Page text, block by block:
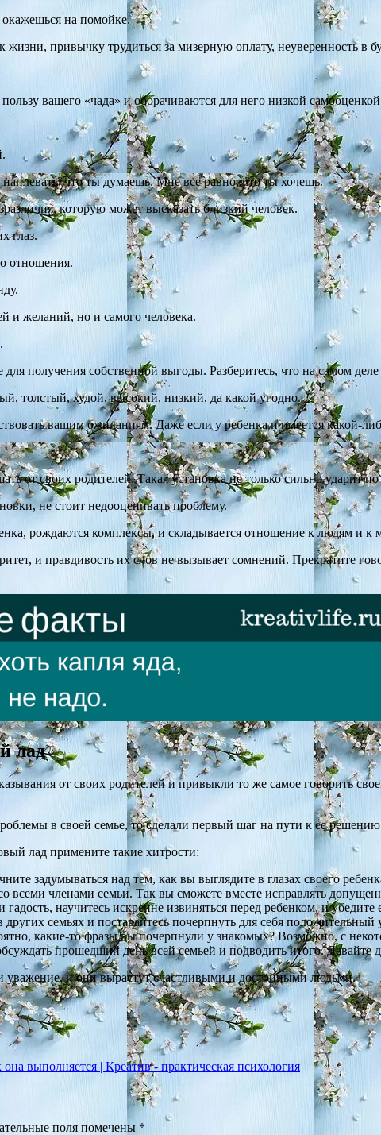
на помойке.
жизни, привычку трудиться за мизерную оплату, неуверенность
вашего «чада» и оборачиваются для него низкой
что ты думаешь. Мне все равно, что ты хочешь.
которую может высказать близкий человек.
глаз.
отношения.
и желаний, но и самого человека.
получения собственной выгоды. Разберитесь, что на самом
толстый, худой, высокий, низкий, да какой угодно.
вашим ожиданиям. Даже если у ребенка и имеется какой-
от своих родителей. Такая установка не только сильно ударит
не стоит недооценивать проблему.
рождаются комплексы, и складывается отношение к людям и к
и правдивость их слов не вызывает сомнений. Прекратите
лад
от своих родителей и привыкли то же самое говорить
в своей семье, то сделали первый шаг на пути к ее решению
лад примените такие хитрости:
задумываться над тем, как вы выглядите в глазах своего
всеми членами семьи. Так вы сможете вместе исправлять
научитесь искренне извиняться перед ребенком, и
семьях и постарайтесь почерпнуть для себя положительный
какие-то фразы вы почерпнули у знакомых? Возможно, с
прошедший день всей семьей и подводить итого.
уважение, и они вырастут счастливыми и достойными людьми.
выполняется | Креатив - практическая психология
поля помечены *